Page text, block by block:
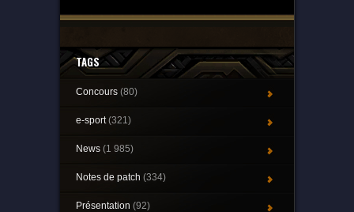
TAGS
Concours (80)
e-sport(321)
News (1 985)
Notes de patch (334)
Présentation (92)